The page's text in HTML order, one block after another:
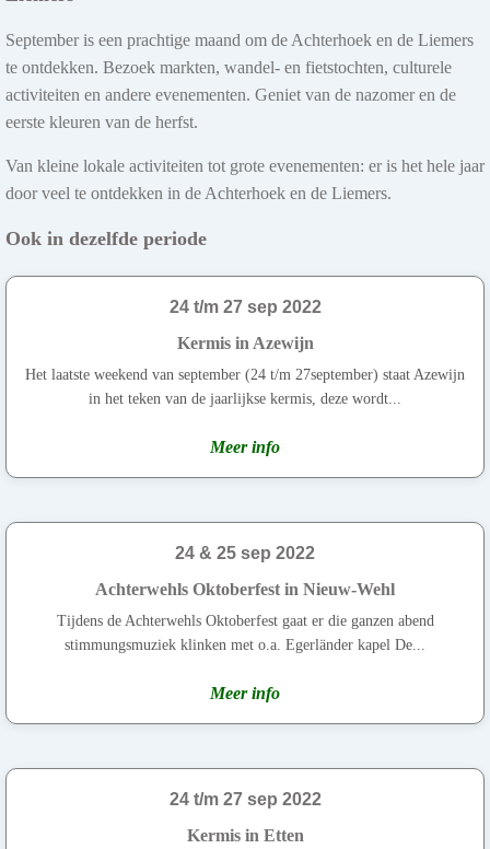
September is een prachtige maand om de Achterhoek en de Liemers
te ontdekken. Bezoek markten, wandel- en fietstochten, culturele
activiteiten en andere evenementen. Geniet van de nazomer en de
eerste kleuren van de herfst.
Van kleine lokale activiteiten tot grote evenementen: er is het hele jaar
door veel te ontdekken in de Achterhoek en de Liemers.
Ook in dezelfde periode
24 t/m 27 sep 2022
Kermis in Azewijn
Het laatste weekend van september (24 t/m 27september) staat Azewijn
in het teken van de jaarlijkse kermis, deze wordt...
Meer info
24 & 25 sep 2022
Achterwehls Oktoberfest in Nieuw-Wehl
Tijdens de Achterwehls Oktoberfest gaat er die ganzen abend
stimmungsmuziek klinken met o.a. Egerländer kapel De...
Meer info
24 t/m 27 sep 2022
Kermis in Etten